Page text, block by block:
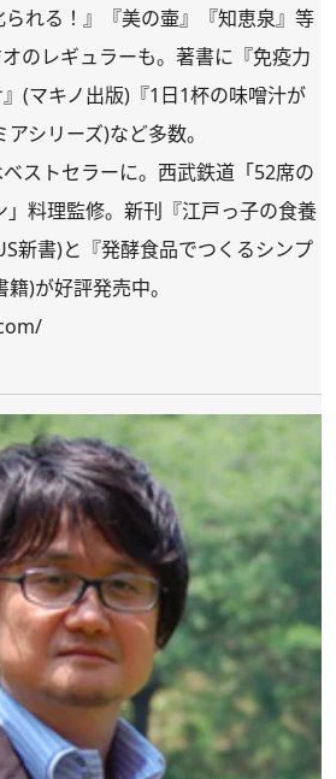
れる！』『美の壷』『知恵泉』等
のレギュラーも。著書に『免疫力
』(マキノ出版)『1日1杯の味噌汁が
シリーズ)など多数。
ストセラーに。西武鉄道「52席の
」料理監修。新刊『江戸っ子の食養
新書)と『発酵食品でつくるシンプ
)が好評発売中。